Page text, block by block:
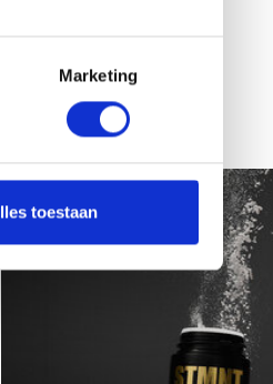
Marketing
toestaan